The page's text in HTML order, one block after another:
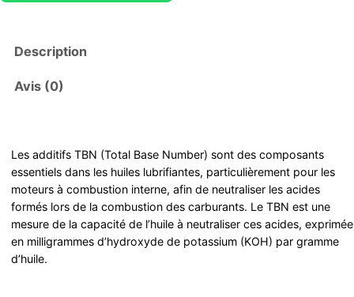
Description
Avis (0)
Les additifs TBN (Total Base Number) sont des composants
essentiels dans les huiles lubrifiantes, particulièrement pour les
moteurs à combustion interne, afin de neutraliser les acides
formés lors de la combustion des carburants. Le TBN est une
mesure de la capacité de l’huile à neutraliser ces acides, exprimée
en milligrammes d’hydroxyde de potassium (KOH) par gramme
d’huile.